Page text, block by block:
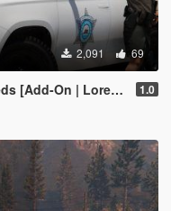
2,091 69
On | Lore-Friendly] 1.0